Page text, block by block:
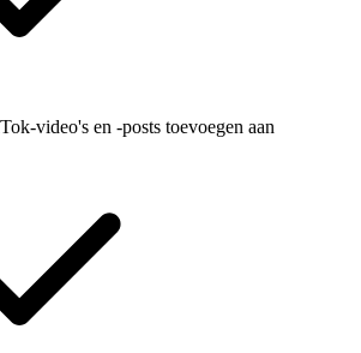
video's en -posts toevoegen aan